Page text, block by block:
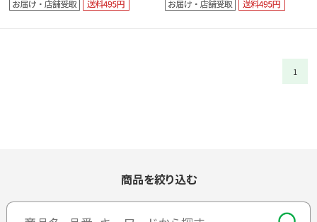
1
商品を絞り込む